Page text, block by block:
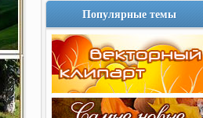
Популярные темы